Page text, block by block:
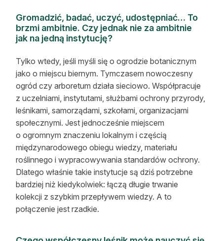
Gromadzić, badać, uczyć, udostępniać… To
brzmi ambitnie. Czy jednak nie za ambitnie
jak na jedną instytucję?
Tylko wtedy, jeśli myśli się o ogrodzie botanicznym
jako o miejscu biernym. Tymczasem nowoczesny
ogród czy arboretum działa sieciowo. Współpracuje
z uczelniami, instytutami, służbami ochrony przyrody,
leśnikami, samorządami, szkołami, organizacjami
społecznymi. Jest jednocześnie miejscem
o ogromnym znaczeniu lokalnym i częścią
międzynarodowego obiegu wiedzy, materiału
roślinnego i wypracowywania standardów ochrony.
Dlatego właśnie takie instytucje są dziś potrzebne
bardziej niż kiedykolwiek: łączą długie trwanie
kolekcji z szybkim przepływem wiedzy. A to
połączenie jest rzadkie.